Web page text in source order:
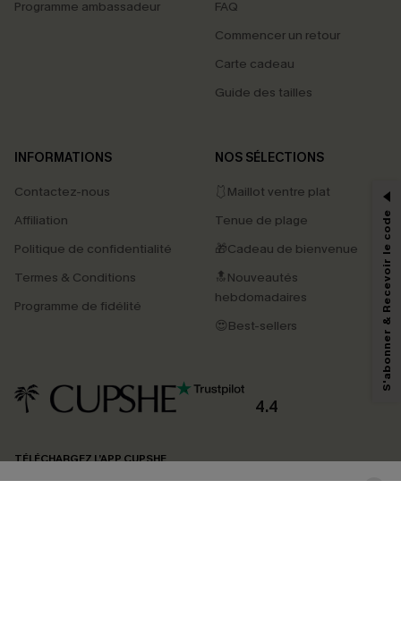
Programme ambassadeur
FAQ
Commencer un retour
Carte cadeau
Guide des tailles
INFORMATIONS
Contactez-nous
Affiliation
Politique de confidentialité
Termes & Conditions
Programme de fidélité
NOS SÉLECTIONS
🩱Maillot ventre plat
Tenue de plage
🎁Cadeau de bienvenue
🔝Nouveautés
hebdomadaires
😍Best-sellers
4.4
TÉLÉCHARGEZ L’APP CUPSHE
PROFITEZ DE -15%
-15% dès 2 Achetés par E-mail
*Un code par commande, valable une seule fois.
En soumettant votre adresse e-mail, vous acceptez de recevoir des e-mails
marketing (y compris du contenu généré par l'IA) de Cupshe et
reconnaissez avoir pris connaissance de nos
pouvons utiliser les données collectées sur notre site ainsi que des
produits susceptibles de vous intéresser, conformément à notre
Politique de
confidentialité
. Vous pouvez vous désabonner à tout moment.
S'abonner & Recevoir le code